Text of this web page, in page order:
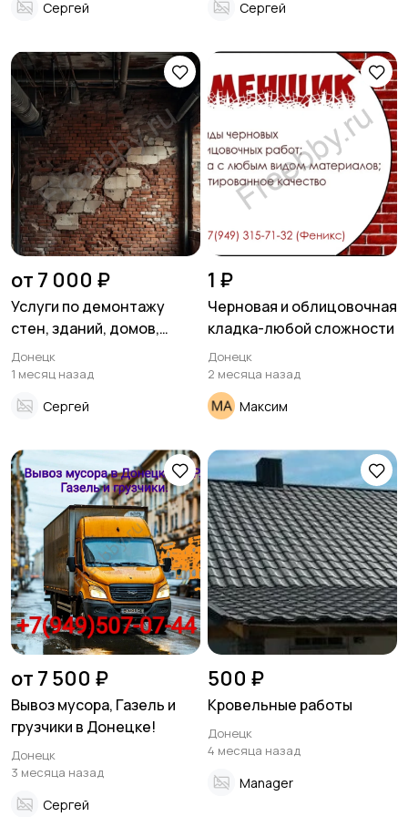
Сергей Сергей
от 7 000 ₽
Услуги по демонтажу
стен, зданий, домов,
дверей, балконов и
других конструкций
Донецк
1 месяц назад
Сергей
1 ₽
Черновая и облицовочная
кладка-любой сложности
Донецк
2 месяца назад
Максим
от 7 500 ₽
Вывоз мусора, Газель и
грузчики в Донецке!
Донецк
3 месяца назад
Сергей
500 ₽
Кровельные работы
Донецк
4 месяца назад
Manager